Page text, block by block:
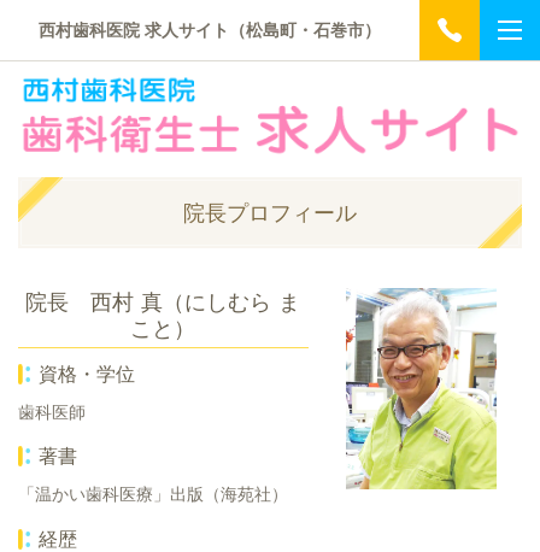
西村歯科医院 求人サイト（松島町・石巻市）
院長プロフィール
院長 西村 真（にしむら ま
こと）
資格・学位
歯科医師
著書
「温かい歯科医療」出版（海苑社）
経歴